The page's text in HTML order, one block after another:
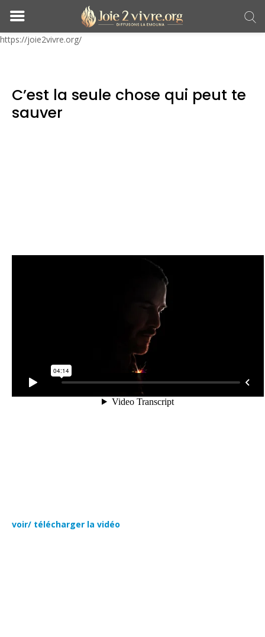
https://joie2vivre.org/
C’est la seule chose qui peut te
sauver
voir/ télécharger la vidéo